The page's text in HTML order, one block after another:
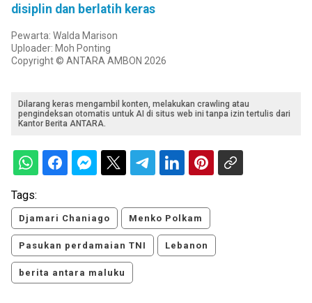
disiplin dan berlatih keras
Pewarta: Walda Marison
Uploader: Moh Ponting
Copyright © ANTARA AMBON 2026
Dilarang keras mengambil konten, melakukan crawling atau
pengindeksan otomatis untuk AI di situs web ini tanpa izin tertulis dari
Kantor Berita ANTARA.
Tags:
Djamari Chaniago Menko Polkam
Pasukan perdamaian TNI Lebanon
berita antara maluku